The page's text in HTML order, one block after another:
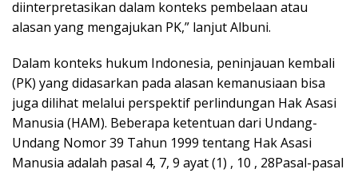
diinterpretasikan dalam konteks pembelaan atau
alasan yang mengajukan PK,” lanjut Albuni.
Dalam konteks hukum Indonesia, peninjauan kembali
(PK) yang didasarkan pada alasan kemanusiaan bisa
juga dilihat melalui perspektif perlindungan Hak Asasi
Manusia (HAM). Beberapa ketentuan dari Undang-
Undang Nomor 39 Tahun 1999 tentang Hak Asasi
Manusia adalah pasal 4, 7, 9 ayat (1) , 10 , 28Pasal-pasal